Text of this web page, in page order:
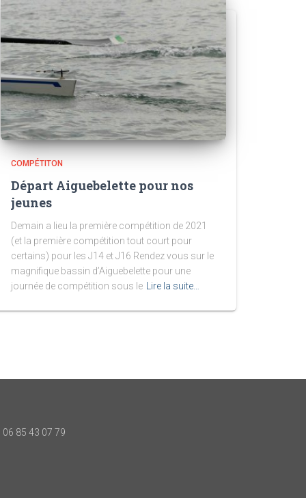
COMPÉTITON
Départ Aiguebelette pour nos
jeunes
Demain a lieu la première compétition de 2021
(et la première compétition tout court pour
certains) pour les J14 et J16 Rendez vous sur le
magnifique bassin d’Aiguebelette pour une
journée de compétition sous le
Lire la suite…
06 85 43 07 79